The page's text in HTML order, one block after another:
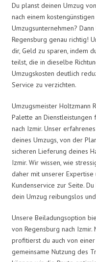
Du planst deinen Umzug
nach einem
Umzugsunternehmen?
Regensburg genau richtig!
dir, Geld zu sparen, indem
teilst, die in dieselbe
Umzugskosten deutlich
Service zu verzichten.
Umzugsmeister Holtzmann
Palette an Dienstleistungen
nach Izmir. Unser
deines Umzugs, von der
sicheren Lieferung deines
Izmir. Wir wissen, wie
daher mit unserer
Kundenservice zur Seite.
dein Umzug reibungslos
Unsere Beiladungsoption
von Regensburg nach
profitierst du auch von
gemeinsame Nutzung des